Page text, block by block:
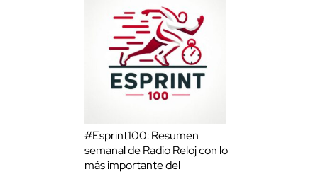
#Esprint100: Resumen
semanal de Radio Reloj con lo
más importante del